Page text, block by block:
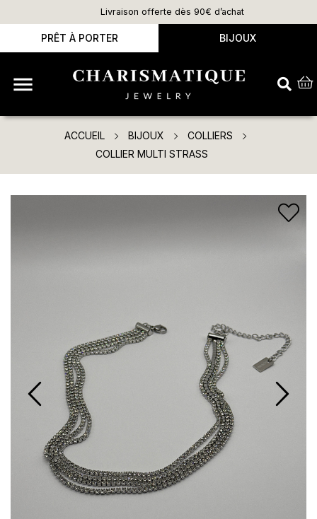
Livraison offerte dès 90€ d’achat
PRÊT À PORTER BIJOUX

ACCUEIL BIJOUX
COLLIERS
COLLIER MULTI STRASS